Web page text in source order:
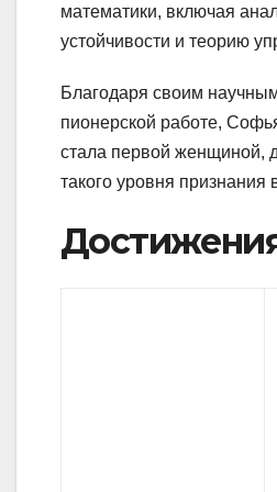
математики, включая
устойчивости и теорию
Благодаря своим
пионерской работе,
стала первой женщиной,
такого уровня признания